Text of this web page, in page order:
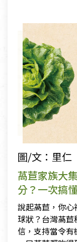
圖/文：里仁
萵苣家族大
分？一次搞
說起萵苣，你
球狀？台灣萵
信，支持當令